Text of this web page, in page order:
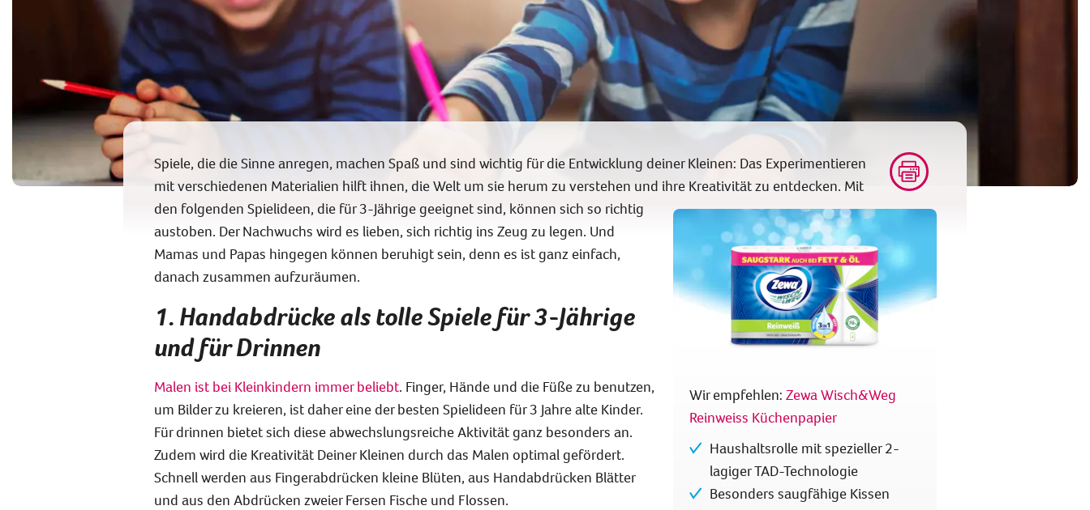
Wir empfehlen: Zewa Wisch&Weg
Reinweiss Küchenpapier
Haushaltsrolle mit spezieller 2-
lagiger TAD-Technologie
Besonders saugfähige Kissen
Spiele, die die Sinne anregen, machen Spaß und sind wichtig für die Entwicklung deiner Kleinen: Das Experimentieren
mit verschiedenen Materialien hilft ihnen, die Welt um sie herum zu verstehen und ihre Kreativität zu entdecken. Mit
den folgenden Spielideen, die für 3-Jährige geeignet sind, können sich so richtig
austoben. Der Nachwuchs wird es lieben, sich richtig ins Zeug zu legen. Und
Mamas und Papas hingegen können beruhigt sein, denn es ist ganz einfach,
danach zusammen aufzuräumen.
1. Handabdrücke als tolle Spiele für 3-Jährige
und für Drinnen
Malen ist bei Kleinkindern immer beliebt. Finger, Hände und die Füße zu benutzen,
um Bilder zu kreieren, ist daher eine der besten Spielideen für 3 Jahre alte Kinder.
Für drinnen bietet sich diese abwechslungsreiche Aktivität ganz besonders an.
Zudem wird die Kreativität Deiner Kleinen durch das Malen optimal gefördert.
Schnell werden aus Fingerabdrücken kleine Blüten, aus Handabdrücken Blätter
und aus den Abdrücken zweier Fersen Fische und Flossen.